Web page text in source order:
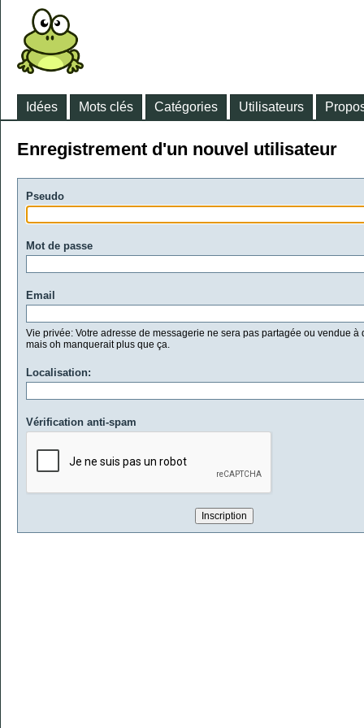
Idées Mots clés Catégories Utilisateurs
Enregistrement d'un nouvel utilisateur
Pseudo
Mot de passe
Email
Vie privée: Votre adresse de messagerie ne sera pas partagée ou vendue à
mais oh manquerait plus que ça.
Localisation:
Vérification anti-spam